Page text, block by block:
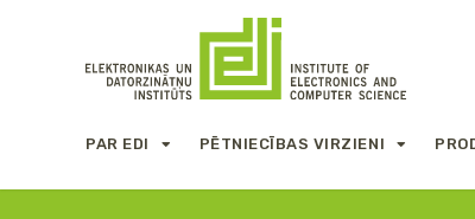
PAR EDI PĒTNIECĪBAS VIRZIENI